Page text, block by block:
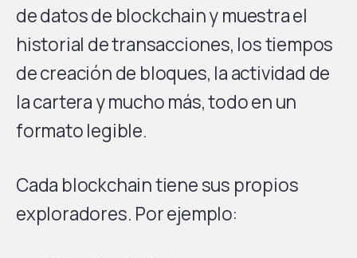
de datos de blockchain y muestra el
historial de transacciones, los tiempos
de creación de bloques, la actividad de
la cartera y mucho más, todo en un
formato legible.
Cada blockchain tiene sus propios
exploradores. Por ejemplo: